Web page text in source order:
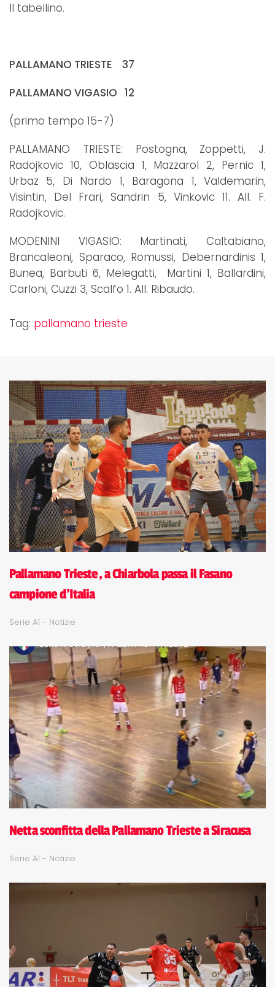
Il tabellino.
PALLAMANO TRIESTE 37
PALLAMANO VIGASIO 12
(primo tempo 15-7)
PALLAMANO TRIESTE: Postogna, Zoppetti, J.
Radojkovic 10, Oblascia 1, Mazzarol 2, Pernic 1,
Urbaz 5, Di Nardo 1, Baragona 1, Valdemarin,
Visintin, Del Frari, Sandrin 5, Vinkovic 11. All. F.
Radojkovic.
MODENINI VIGASIO: Martinati, Caltabiano,
Brancaleoni, Sparaco, Romussi, Debernardinis 1,
Bunea, Barbuti 6, Melegatti, Martini 1, Ballardini,
Carloni, Cuzzi 3, Scalfo 1. All. Ribaudo.
Tag: pallamano trieste
Pallamano Trieste, a Chiarbola passa il Fasano
campione d'Italia
Serie A1 - Notizie
Netta sconfitta della Pallamano Trieste a Siracusa
Serie A1 - Notizie